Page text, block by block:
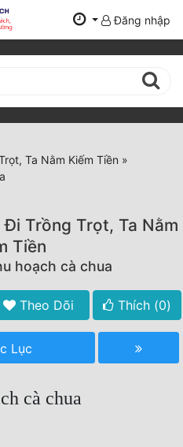
Đăng nhập
Ta Nằm Kiếm Tiền »
Đi Trồng Trọt, Ta Nằm
Tiền
hoạch cà chua
Theo Dõi Thích (0)
Lục
cà chua